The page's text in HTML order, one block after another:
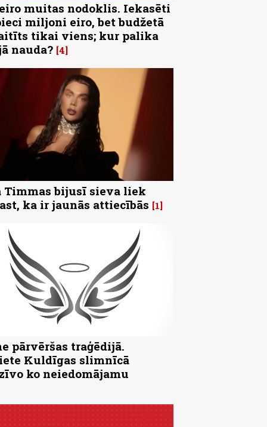
muitas nodoklis. Iekasēti
miljoni eiro, bet budžetā
tikai viens; kur palika
nauda? 4
Timmas bijusī sieva liek
ka ir jaunās attiecībās 1
pārvēršas traģēdijā.
Kuldīgas slimnīcā
ko neiedomājamu